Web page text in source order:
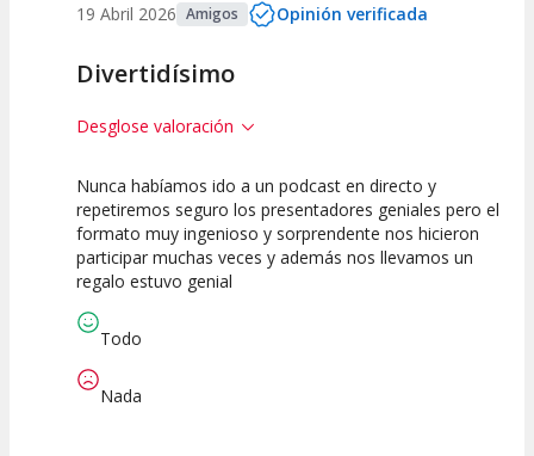
19 Abril 2026 Amigos Opinión verificada
Divertidísimo
Desglose valoración
10
Calidad del
Espectáculo
10
Puesta en
Escena
10
Interpretación
artística
Nunca habíamos ido a un podcast en directo y
repetiremos seguro los presentadores geniales pero el
formato muy ingenioso y sorprendente nos hicieron
participar muchas veces y además nos llevamos un
regalo estuvo genial
Todo
Nada